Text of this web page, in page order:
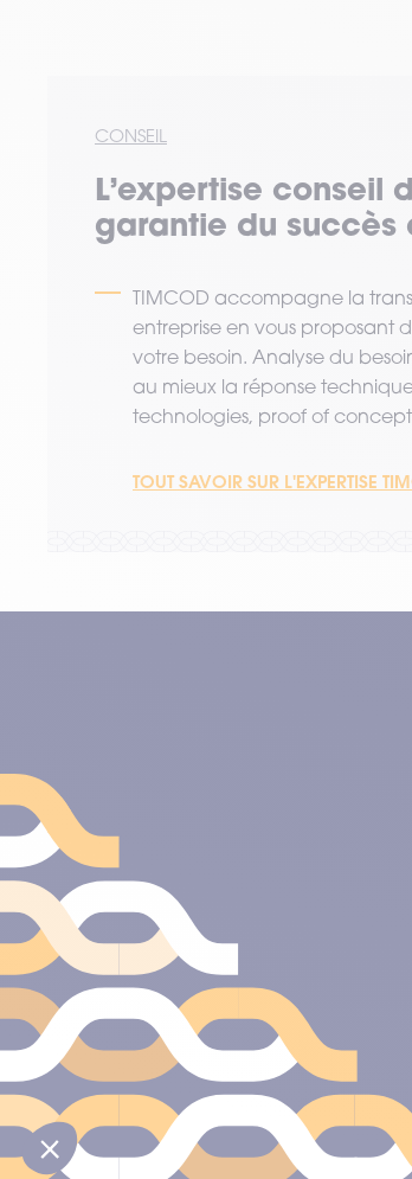
CONSEIL
L’expertise conseil
garantie du succès
TIMCOD accompagne la
entreprise en vous proposant
votre besoin. Analyse du
au mieux la réponse
technologies, proof of
TOUT SAVOIR SUR L'EXPERTISE